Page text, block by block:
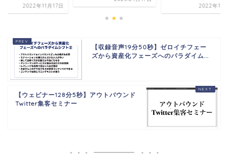
2022年11月17日 2022年11
【収録音声19分50秒】ゼロイチフェー
ズから資産化フェーズへのパラダイム...
【ウェビナー128分5秒】アウトバウンド
Twitter集客セミナー